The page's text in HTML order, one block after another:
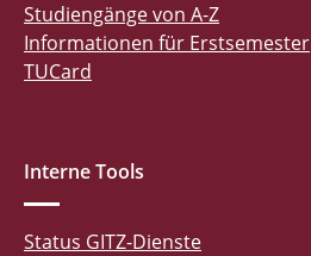
Studiengänge von A-Z
Informationen für Erstsemester
TUCard
Interne Tools
Status GITZ-Dienste